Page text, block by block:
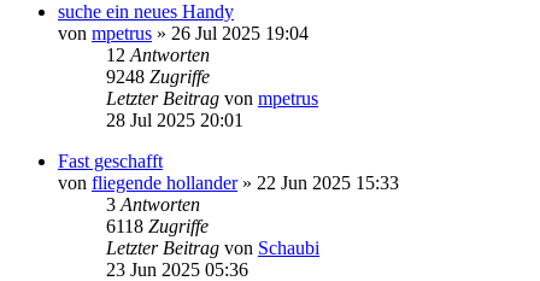
suche ein neues Handy
von mpetrus » 26 Jul 2025 19:04
12 Antworten
9248 Zugriffe
Letzter Beitrag von mpetrus
28 Jul 2025 20:01
Fast geschafft
von fliegende hollander» 22 Jun 2025 15:33
3 Antworten
6118 Zugriffe
Letzter Beitrag von Schaubi
23 Jun 2025 05:36